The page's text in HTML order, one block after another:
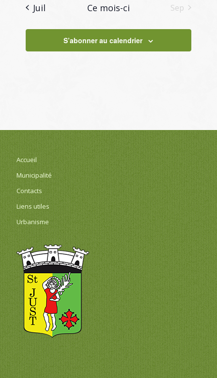
Juil Ce mois-ci Sep
S’abonner au calendrier
Accueil
Municipalité
Contacts
Liens utiles
Urbanisme